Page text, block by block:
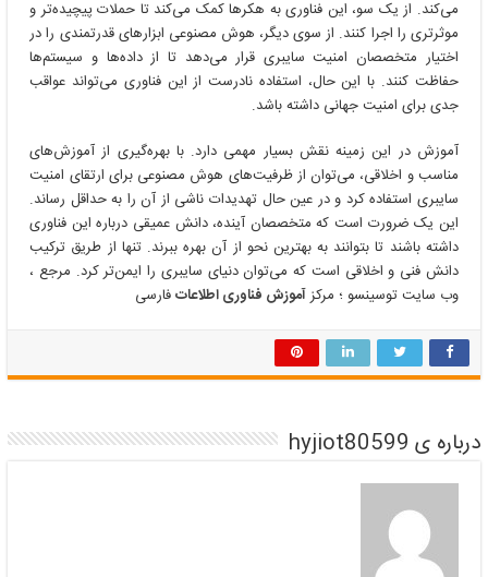
می‌کند. از یک سو، این فناوری به هکرها کمک می‌کند تا حملات پیچیده‌تر و
موثرتری را اجرا کنند. از سوی دیگر، هوش مصنوعی ابزارهای قدرتمندی را در
اختیار متخصصان امنیت سایبری قرار می‌دهد تا از داده‌ها و سیستم‌ها
حفاظت کنند. با این حال، استفاده نادرست از این فناوری می‌تواند عواقب
جدی برای امنیت جهانی داشته باشد.
آموزش در این زمینه نقش بسیار مهمی دارد. با بهره‌گیری از آموزش‌های
مناسب و اخلاقی، می‌توان از ظرفیت‌های هوش مصنوعی برای ارتقای امنیت
سایبری استفاده کرد و در عین حال تهدیدات ناشی از آن را به حداقل رساند.
این یک ضرورت است که متخصصان آینده، دانش عمیقی درباره این فناوری
داشته باشند تا بتوانند به بهترین نحو از آن بهره ببرند. تنها از طریق ترکیب
دانش فنی و اخلاقی است که می‌توان دنیای سایبری را ایمن‌تر کرد. مرجع ،
وب سایت توسینسو ؛ مرکزآموزش فناوری اطلاعاتفارسی
درباره ی hyjiot80599